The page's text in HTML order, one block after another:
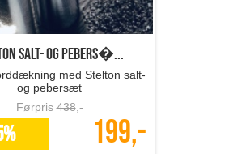
salt- og pebers�...
med Stelton salt-
og pebersæt
Førpris438,-
199,-